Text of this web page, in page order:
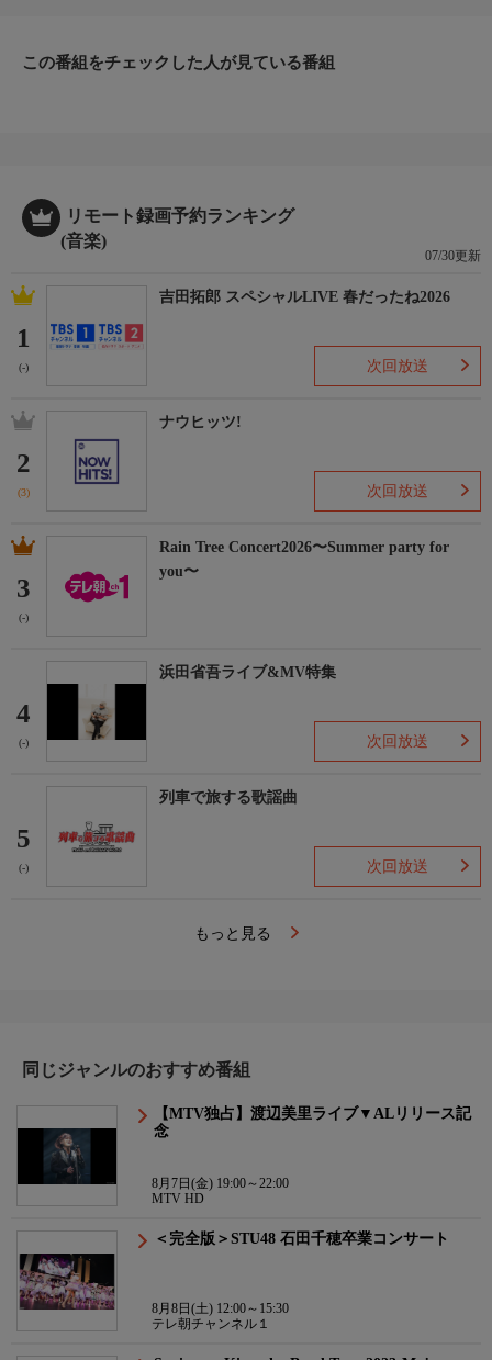
▼プレイリスト
大事MANブラザーズバンド「それが大事」
THE 虎舞竜「ロード」
尾崎豊「I LOVE YOU」
ゆず「サヨナラバス」
L'Arc〜en〜Ciel「HONEY」
山崎まさよし「セロリ」
ポルノグラフィティ「アポロ」
大塚 愛「さくらんぼ」
くるり「東京」
スキマスイッチ「奏 (かなで)」
東京事変「群青日和」
フジファブリック「若者のすべて」
宇多田ヒカル「Can You Keep A Secret ?」
森山直太朗「生きてることが辛いなら」
チャットモンチー「シャングリラ」
KANA-BOON「ないものねだり」
ゲスの極み乙女。「猟奇的なキスを私にして」
いきものがかり「うるわしきひと」
菅田将暉「まちがいさがし」
TOMOO「Ginger」
ずっと真夜中でいいのに。「クリームで会いにいけますか」
Creepy Nuts「バレる！」
銀杏BOYZ「少年少女」
サカナクション「怪獣」
YOASOBI「アイドル」
※オンエア楽曲は予告なく変更になる場合がございます
この番組をチェックした人が見ている番組
リモート録画予約ランキング
(音楽)
07/30更新
1
(-)
吉田拓郎 スペシャルLIVE 春だったね2026
次回放送
2
(3)
ナウヒッツ!
次回放送
3
(-)
Rain Tree Concert2026〜Summer party for
you〜
4
(-)
浜田省吾ライブ&MV特集
次回放送
5
(-)
列車で旅する歌謡曲
次回放送
もっと見る
同じジャンルのおすすめ番組
【MTV独占】渡辺美里ライブ▼ALリリース記
念
8月7日(金) 19:00～22:00
MTV HD
＜完全版＞STU48 石田千穂卒業コンサート
8月8日(土) 12:00～15:30
テレ朝チャンネル１